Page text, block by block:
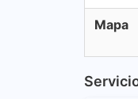
Mapa